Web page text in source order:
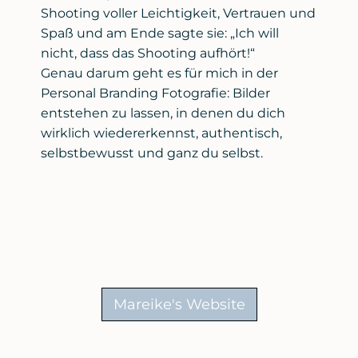
Shooting voller Leichtigkeit, Vertrauen und
Spaß und am Ende sagte sie: „Ich will
nicht, dass das Shooting aufhört!“
Genau darum geht es für mich in der
Personal Branding Fotografie: Bilder
entstehen zu lassen, in denen du dich
wirklich wiedererkennst, authentisch,
selbstbewusst und ganz du selbst.
Mareike's Website